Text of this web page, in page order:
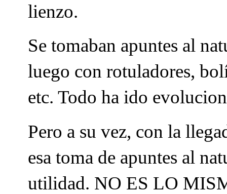
lienzo.
Se tomaban apuntes al
luego con rotuladores,
etc. Todo ha ido
Pero a su vez, con la
esa toma de apuntes al
utilidad. NO ES LO